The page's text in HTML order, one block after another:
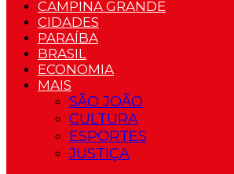
CAMPINA GRANDE
CIDADES
PARAÍBA
BRASIL
ECONOMIA
MAIS
SÃO JOÃO
CULTURA
ESPORTES
JUSTIÇA